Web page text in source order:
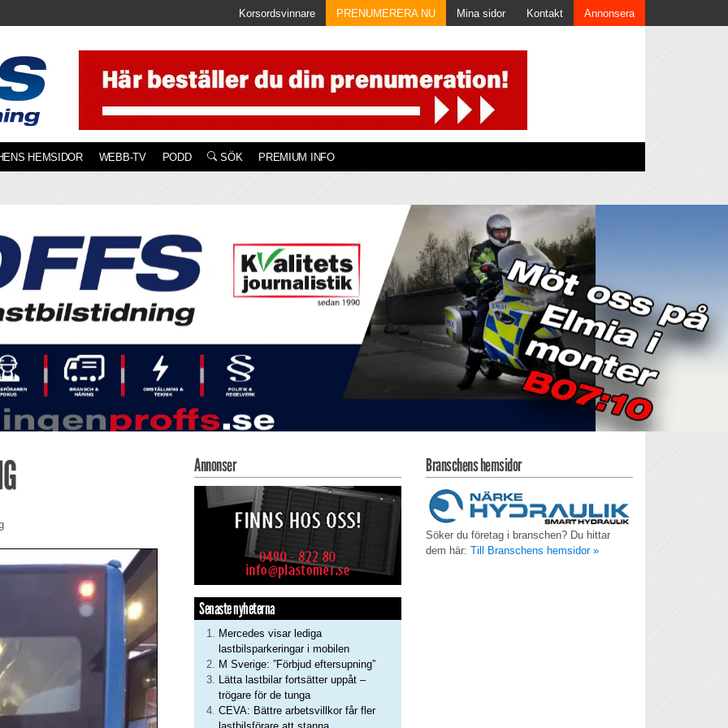
Korsordsvinnare PRENUMERERA NU Mina sidor Kontakt Annonsera
HEMSIDOR WEBB-TV PODD SÖK PREMIUM INFO
Annonser
Senaste nyheterna
Mercedes visar lediga
lastbilsparkeringar i mobilen
M Sverige: ”Förbjud eftersupning”
Lätta lastbilar fortsätter uppåt –
trögare för de tunga
CEVA: Bättre arbetsvillkor får fler
Branschens hemsidor
Söker du företag i branschen? Du hittar
dem här: Till Branschens hemsidor »